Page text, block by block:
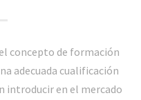
concepto de formación
adecuada cualificación
introducir en el mercado